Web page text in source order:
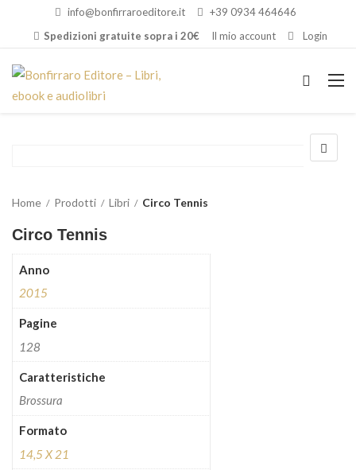
info@bonfirraroeditore.it
+39 0934 464646
Spedizioni gratuite sopra i 20€
Il mio account Login
Home Prodotti Libri Circo Tennis
Circo Tennis
Anno
2015
Pagine
128
Caratteristiche
Brossura
Formato
14,5 X 21